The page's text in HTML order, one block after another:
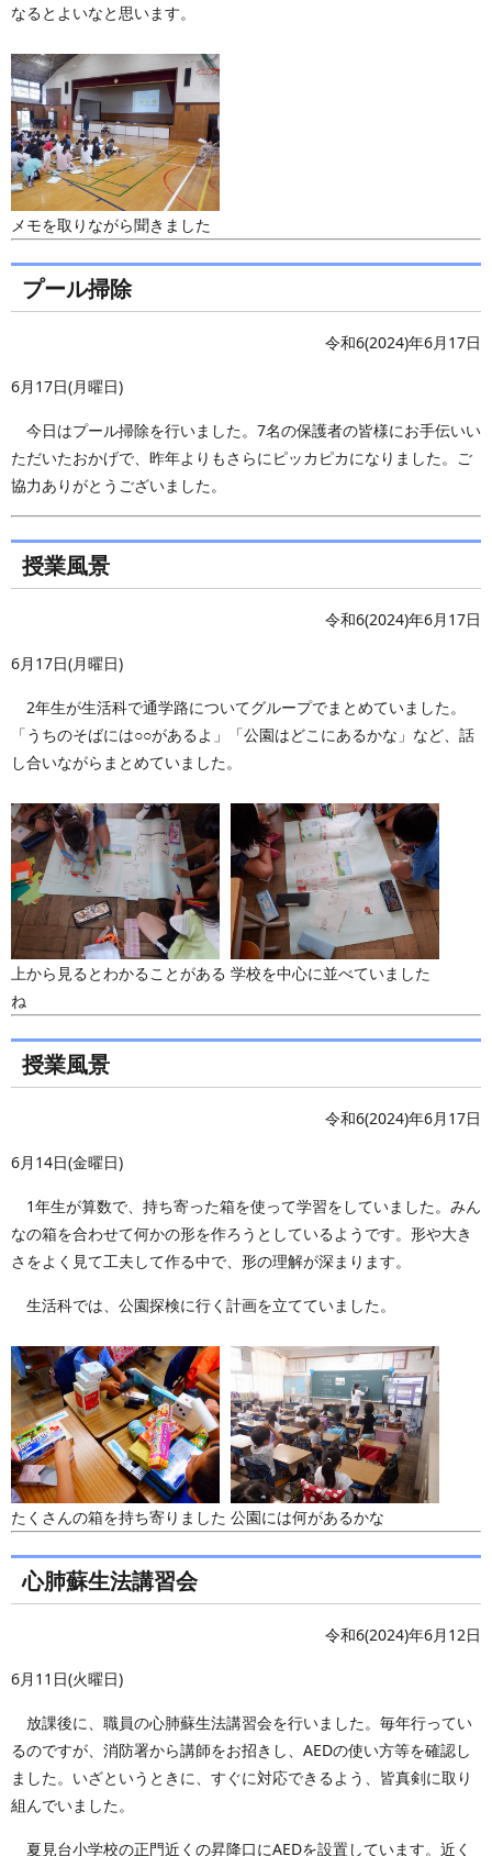
なるとよいなと思います。
メモを取りながら聞きました
プール掃除
令和6(2024)年6月17日
6月17日(月曜日)
今日はプール掃除を行いました。7名の保護者の皆様にお手伝いい
ただいたおかげで、昨年よりもさらにピッカピカになりました。ご
協力ありがとうございました。
授業風景
令和6(2024)年6月17日
6月17日(月曜日)
2年生が生活科で通学路についてグループでまとめていました。
「うちのそばには○○があるよ」「公園はどこにあるかな」など、話
し合いながらまとめていました。
上から見るとわかることがある
ね
学校を中心に並べていました
授業風景
令和6(2024)年6月17日
6月14日(金曜日)
1年生が算数で、持ち寄った箱を使って学習をしていました。みん
なの箱を合わせて何かの形を作ろうとしているようです。形や大き
さをよく見て工夫して作る中で、形の理解が深まります。
生活科では、公園探検に行く計画を立てていました。
たくさんの箱を持ち寄りました 公園には何があるかな
心肺蘇生法講習会
令和6(2024)年6月12日
6月11日(火曜日)
放課後に、職員の心肺蘇生法講習会を行いました。毎年行ってい
るのですが、消防署から講師をお招きし、AEDの使い方等を確認し
ました。いざというときに、すぐに対応できるよう、皆真剣に取り
組んでいました。
夏見台小学校の正門近くの昇降口にAEDを設置しています。近く